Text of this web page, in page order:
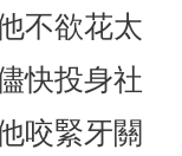
不欲花太
快投身社
咬緊牙關